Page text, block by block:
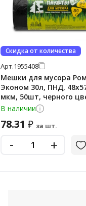
Скидка от количества
Арт.1955408
Мешки для мусора
Эконом 30л, ПНД,
мкм, 50шт, черного
рулоне
В наличии
78.31 ₽ за шт.
- +